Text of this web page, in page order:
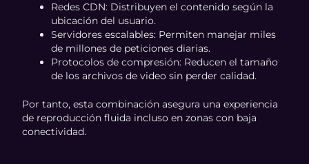
Redes CDN: Distribuyen el contenido según la
ubicación del usuario.
Servidores escalables: Permiten manejar miles
de millones de peticiones diarias.
Protocolos de compresión: Reducen el tamaño
de los archivos de video sin perder calidad.
Por tanto, esta combinación asegura una experiencia
de reproducción fluida incluso en zonas con baja
conectividad.